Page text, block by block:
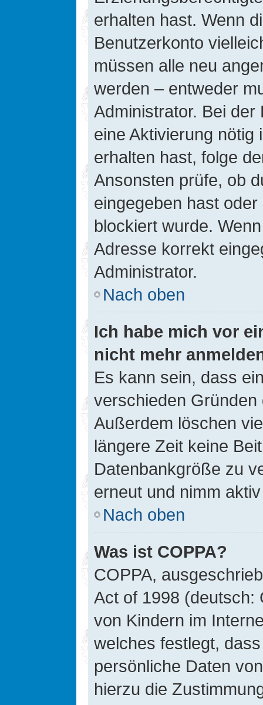
erhalten hast. Wenn
Benutzerkonto
müssen alle neu
werden – entweder
Administrator. Bei
eine Aktivierung nötig
erhalten hast, folge
Ansonsten prüfe, ob
eingegeben hast
blockiert wurde.
Adresse korrekt
Administrator.
Nach oben
Ich habe mich vor
nicht mehr
Es kann sein, dass
verschieden
Außerdem löschen
längere Zeit keine
Datenbankgröße zu
erneut und nimm
Nach oben
Was ist COPPA?
COPPA,
Act of 1998 (deutsch:
von Kindern im
welches festlegt,
persönliche Daten
hierzu die